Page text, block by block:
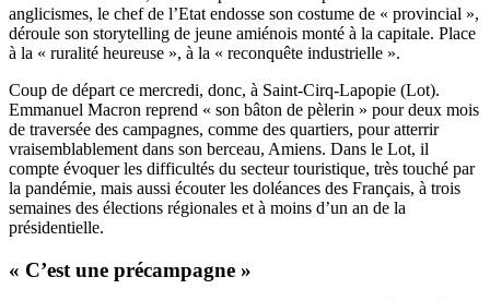
anglicismes, le chef de l’Etat endosse son costume de « provincial »,
déroule son storytelling de jeune amiénois monté à la capitale. Place
à la « ruralité heureuse », à la « reconquête industrielle ».
Coup de départ ce mercredi, donc, à Saint-Cirq-Lapopie (Lot).
Emmanuel Macron reprend « son bâton de pèlerin » pour deux mois
de traversée des campagnes, comme des quartiers, pour atterrir
vraisemblablement dans son berceau, Amiens. Dans le Lot, il
compte évoquer les difficultés du secteur touristique, très touché par
la pandémie, mais aussi écouter les doléances des Français, à trois
semaines des élections régionales et à moins d’un an de la
présidentielle.
« C’est une précampagne »